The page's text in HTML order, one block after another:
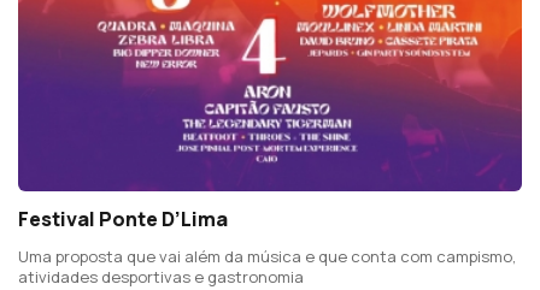
Festival Ponte D’Lima
Uma proposta que vai além da música e que conta com campismo,
atividades desportivas e gastronomia